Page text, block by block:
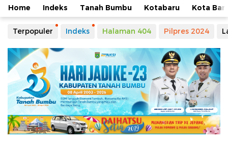
Home Indeks Tanah Bumbu Kotabaru Kota
Terpopuler Indeks Halaman 404 Pilpres 2024